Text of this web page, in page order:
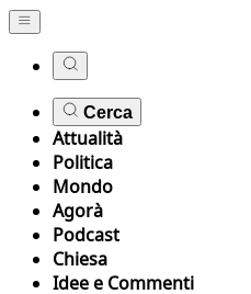
Cerca
Attualità
Politica
Mondo
Agorà
Podcast
Chiesa
Idee e Commenti